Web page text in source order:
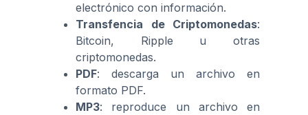
electrónico con información.
Transfencia de Criptomonedas:
Bitcoin, Ripple u otras
criptomonedas.
PDF: descarga un archivo en
formato PDF.
MP3: reproduce un archivo en